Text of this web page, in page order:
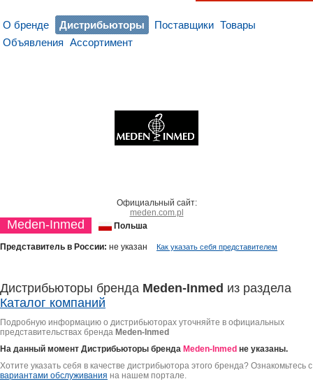
О бренде Дистрибьюторы Поставщики Товары
Объявления Ассортимент
Официальный сайт:
meden.com.pl
Meden-Inmed Польша
Представитель в России: не указан Как указать себя представителем
Дистрибьюторы бренда Meden-Inmed из раздела
Каталог компаний
Подробную информацию о дистрибьюторах уточняйте в официальных
представительствах бренда Meden-Inmed
На данный момент Дистрибьюторы бренда Meden-Inmed не указаны.
Хотите указать себя в качестве дистрибьютора этого бренда? Ознакомьтесь с
вариантами обслуживания на нашем портале.